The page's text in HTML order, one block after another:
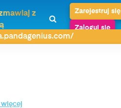
z
Zarejestruj się
Zaloguj się